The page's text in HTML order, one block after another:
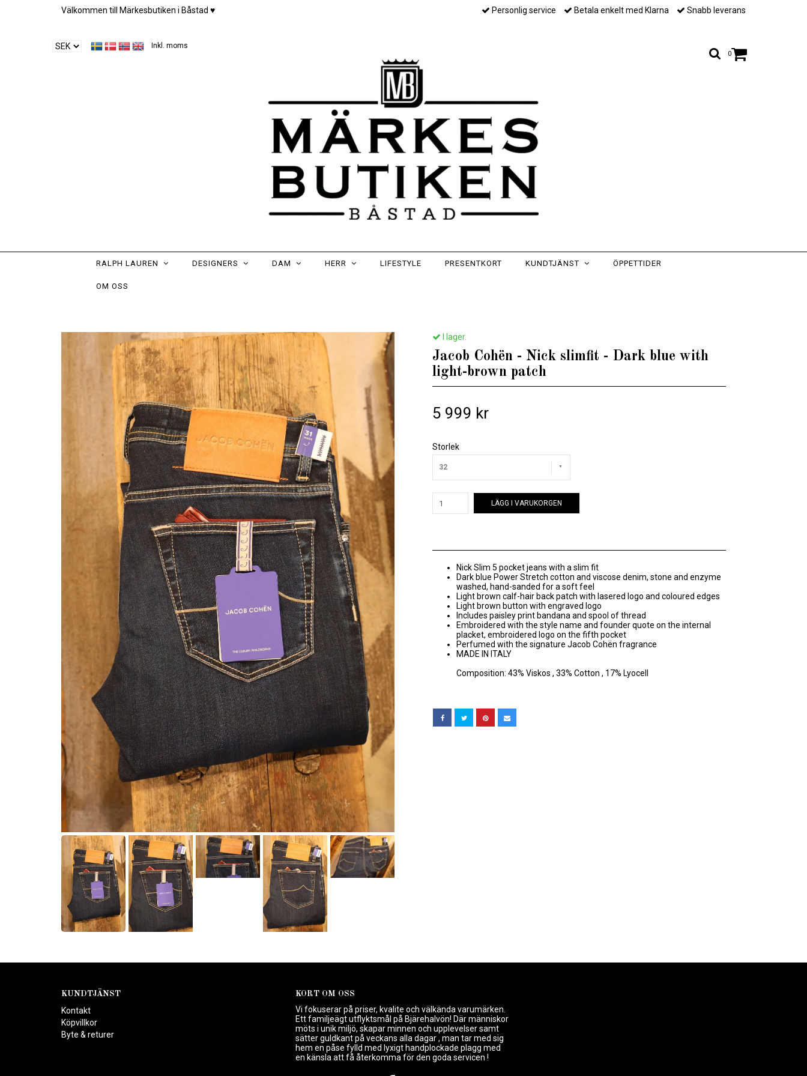
Välkommen till Märkesbutiken i Båstad ♥︎ Personlig service Betala enkelt med Klarna Snabb leverans
0
Inkl. moms
RALPH LAUREN DESIGNERS DAM HERR LIFESTYLE PRESENTKORT KUNDTJÄNST ÖPPETTIDER
OM OSS
I lager.
Jacob Cohën - Nick slimfit - Dark blue with
light-brown patch
5 999 kr
Storlek
32
LÄGG I VARUKORGEN
Nick Slim 5 pocket jeans with a slim fit
Dark blue Power Stretch cotton and viscose denim, stone and enzyme
washed, hand-sanded for a soft feel
Light brown calf-hair back patch with lasered logo and coloured edges
Light brown button with engraved logo
Includes paisley print bandana and spool of thread
Embroidered with the style name and founder quote on the internal
placket, embroidered logo on the fifth pocket
Perfumed with the signature Jacob Cohën fragrance
MADE IN ITALY
Composition: 43% Viskos , 33% Cotton , 17% Lyocell
KUNDTJÄNST
Kontakt
Köpvillkor
Byte & returer
KORT OM OSS
Vi fokuserar på priser, kvalite och välkända varumärken.
Ett familjeägt utflyktsmål på Bjärehalvön! Där människor
möts i unik miljö, skapar minnen och upplevelser samt
sätter guldkant på veckans alla dagar , man tar med sig
hem en påse fylld med lyxigt handplockade plagg med
en känsla att få återkomma för den goda servicen !